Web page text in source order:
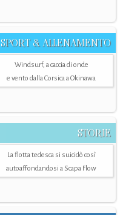
SPORT & ALLENAMENTO
Windsurf, a caccia di onde
e vento dalla Corsica a Okinawa
STORIE
La flotta tedesca si suicidò così
autoaffondandosi a Scapa Flow